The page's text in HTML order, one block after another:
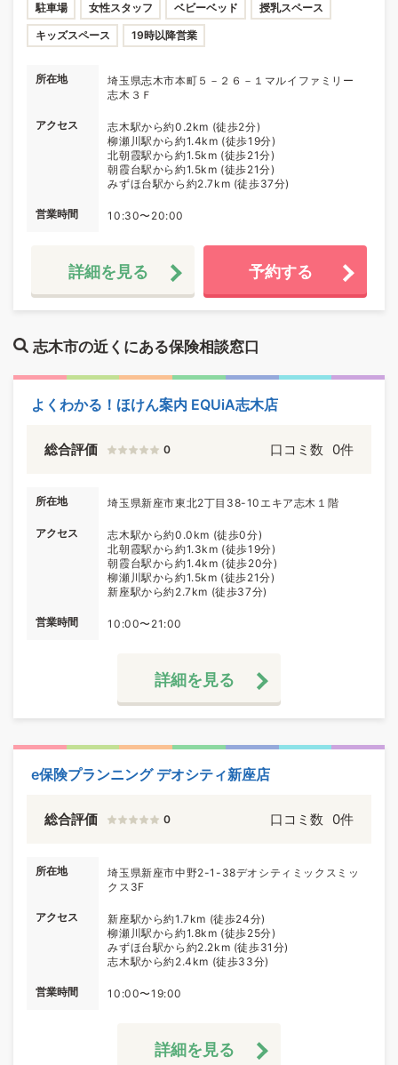
駐車場 女性スタッフ ベビーベッド 授乳スペース
キッズスペース 19時以降営業
所在地
埼玉県志木市本町５－２６－１マルイファミリー
志木３Ｆ
アクセス
志木駅から約0.2km (徒歩2分)
柳瀬川駅から約1.4km (徒歩19分)
北朝霞駅から約1.5km (徒歩21分)
朝霞台駅から約1.5km (徒歩21分)
みずほ台駅から約2.7km (徒歩37分)
営業時間 10:30〜20:00
詳細を見る 予約する
志木市の近くにある保険相談窓口
よくわかる！ほけん案内 EQUiA志木店
総合評価 0 口コミ数 0件
所在地 埼玉県新座市東北2丁目38-10エキア志木１階
アクセス
志木駅から約0.0km (徒歩0分)
北朝霞駅から約1.3km (徒歩19分)
朝霞台駅から約1.4km (徒歩20分)
柳瀬川駅から約1.5km (徒歩21分)
新座駅から約2.7km (徒歩37分)
営業時間 10:00〜21:00
詳細を見る
e保険プランニング デオシティ新座店
総合評価 0 口コミ数 0件
所在地
埼玉県新座市中野2-1-38デオシティミックスミッ
クス3F
アクセス
新座駅から約1.7km (徒歩24分)
柳瀬川駅から約1.8km (徒歩25分)
みずほ台駅から約2.2km (徒歩31分)
志木駅から約2.4km (徒歩33分)
営業時間 10:00〜19:00
詳細を見る